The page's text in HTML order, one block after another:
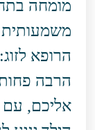
מומחה
משמעותית
הרופא
הרבה
אליכם, עם